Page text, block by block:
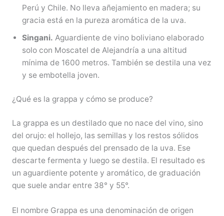
Perú y Chile. No lleva añejamiento en madera; su
gracia está en la pureza aromática de la uva.
Singani. Aguardiente de vino boliviano elaborado
solo con Moscatel de Alejandría a una altitud
mínima de 1600 metros. También se destila una vez
y se embotella joven.
¿Qué es la grappa y cómo se produce?
La grappa es un destilado que no nace del vino, sino
del orujo: el hollejo, las semillas y los restos sólidos
que quedan después del prensado de la uva. Ese
descarte fermenta y luego se destila. El resultado es
un aguardiente potente y aromático, de graduación
que suele andar entre 38° y 55°.
El nombre Grappa es una denominación de origen